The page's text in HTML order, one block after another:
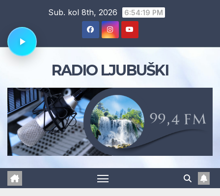
content
Sub. kol 8th, 2026 6:54:20 PM
RADIO LJUBUŠKI